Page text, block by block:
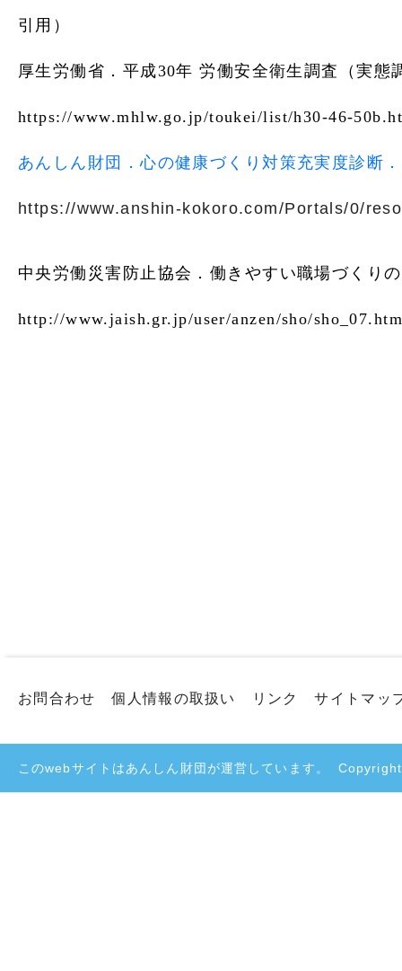
引用）
厚生労働省．平成30年 労働安全衛生調査（実態
https://www.mhlw.go.jp/toukei/list/h30-46-
あんしん財団．心の健康づくり対策充実度診断．
https://www.anshin-kokoro.com/Portals/0/
中央労働災害防止協会．働きやすい職場づくり
http://www.jaish.gr.jp/user/anzen/sho/
お問合わせ 個人情報の取扱い リンク サイトマッ
このwebサイトはあんしん財団が運営しています。